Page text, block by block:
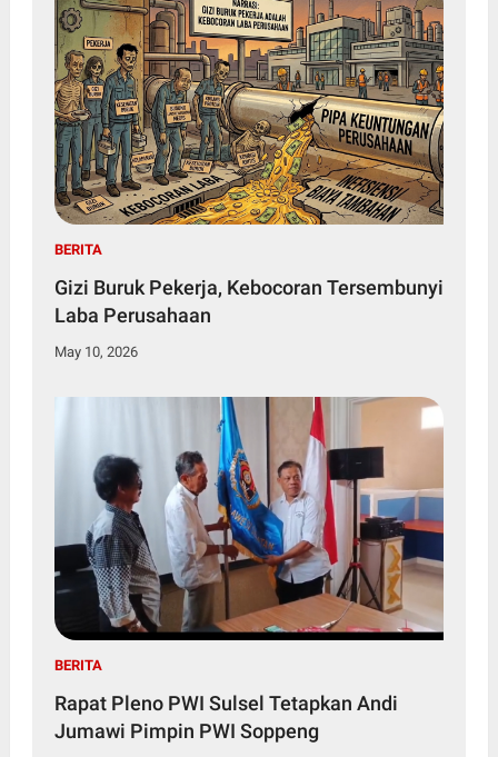
BERITA
Gizi Buruk Pekerja, Kebocoran Tersembunyi
Laba Perusahaan
May 10, 2026
BERITA
Rapat Pleno PWI Sulsel Tetapkan Andi
Jumawi Pimpin PWI Soppeng